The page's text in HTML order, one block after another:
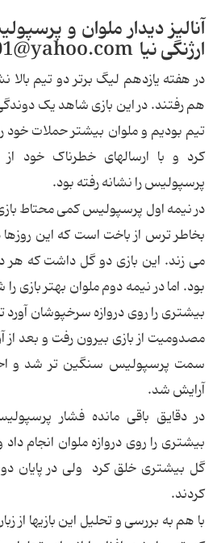
آنالیز دیدار ملوان و
ارژنگی نیا arzhangi2001@yahoo.com )
در هفته یازدهم لیگ برتر دو تیم
هم رفتند. در این بازی شاهد یک
تیم بودیم و ملوان بیشتر حملات خود
کرد و با ارسالهای خطرناک خود
پرسپولیس را نشانه رفته بود.
در نیمه اول پرسپولیس کمی محتاط
بخاطر ترس از باخت است که این
می زند. این بازی دو گل داشت که هر
بود. اما در نیمه دوم ملوان بهتر بازی
بیشتری را روی دروازه سرخپوشان آورد
مصدومیت از بازی بیرون رفت و بعد از
سمت پرسپولیس سنگین تر شد و
آرایش شد.
در دقایق باقی مانده فشار
بیشتری را روی دروازه ملوان انجام
گل بیشتری خلق کرد ولی در پایان
کردند.
با هم به بررسی و تحلیل این بازیها از